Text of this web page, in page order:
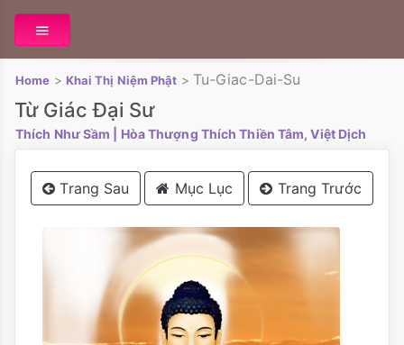
Home > Khai Thị Niệm Phật > Tu-Giac-Dai-Su
Từ Giác Đại Sư
Thích Như Sầm | Hòa Thượng Thích Thiền Tâm, Việt Dịch
Trang Sau Mục Lục Trang Trước